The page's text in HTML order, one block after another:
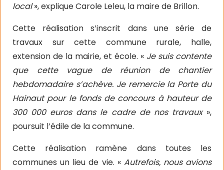
local », explique Carole Leleu, la maire de Brillon.
Cette réalisation s’inscrit dans une série de
travaux sur cette commune rurale, halle,
extension de la mairie, et école. « Je suis contente
que cette vague de réunion de chantier
hebdomadaire s’achève. Je remercie la Porte du
Hainaut pour le fonds de concours à hauteur de
300 000 euros dans le cadre de nos travaux »,
poursuit l’édile de la commune.
Cette réalisation ramène dans toutes les
communes un lieu de vie. «Autrefois, nous avions